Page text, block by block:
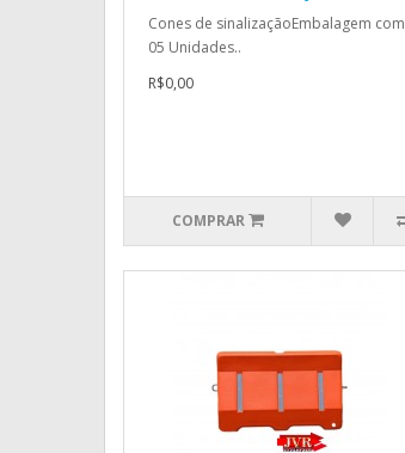
Cones de sinalizaçãoEmbalagem com
05 Unidades..
R$0,00
COMPRAR